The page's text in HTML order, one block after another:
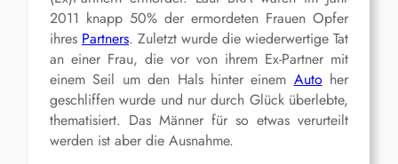
2011 knapp 50% der ermordeten Frauen Opfer
ihres Partners. Zuletzt wurde die wiederwertige Tat
an einer Frau, die vor von ihrem Ex-Partner mit
einem Seil um den Hals hinter einem Autoher
geschliffen wurde und nur durch Glück überlebte,
thematisiert. Das Männer für so etwas verurteilt
werden ist aber die Ausnahme.